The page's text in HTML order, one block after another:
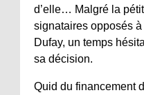
d’elle… Malgré la
signataires opposés
Dufay, un temps
sa décision.
Quid du financement